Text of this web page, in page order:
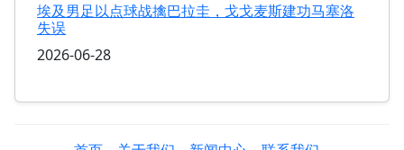
埃及男足以点球战擒巴拉圭，戈戈麦斯建功马塞洛
失误
2026-06-28